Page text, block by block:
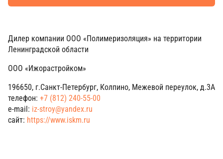
Дилер компании ООО «Полимеризоляция» на территории
Ленинградской области
ООО «Ижорастройком»
196650, г.Санкт-Петербург, Колпино, Межевой переулок, д.3А
телефон: +7 (812) 240-55-00
e-mail: iz-stroy@yandex.ru
сайт: https://www.iskm.ru